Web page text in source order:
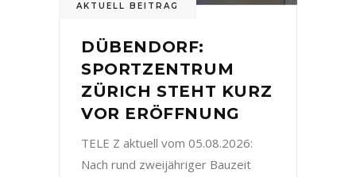
AKTUELL BEITRAG
DÜBENDORF:
SPORTZENTRUM
ZÜRICH STEHT KURZ
VOR ERÖFFNUNG
TELE Z aktuell vom 05.08.2026:
Nach rund zweijähriger Bauzeit